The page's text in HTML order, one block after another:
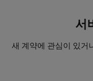
서
새 계약에 관심이 있거